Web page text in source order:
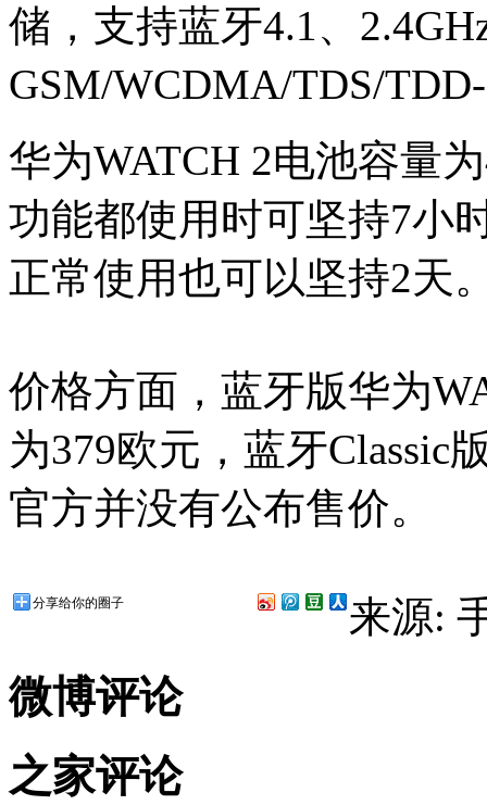
储，支持蓝牙4.1、
GSM/WCDMA/TDS/
华为WATCH 2电池容量
功能都使用时可坚持7小
正常使用也可以坚持2天
价格方面，蓝牙版华为
为379欧元，蓝牙Classic
官方并没有公布售价。
分享给你的圈子 来源:
微博评论
之家评论